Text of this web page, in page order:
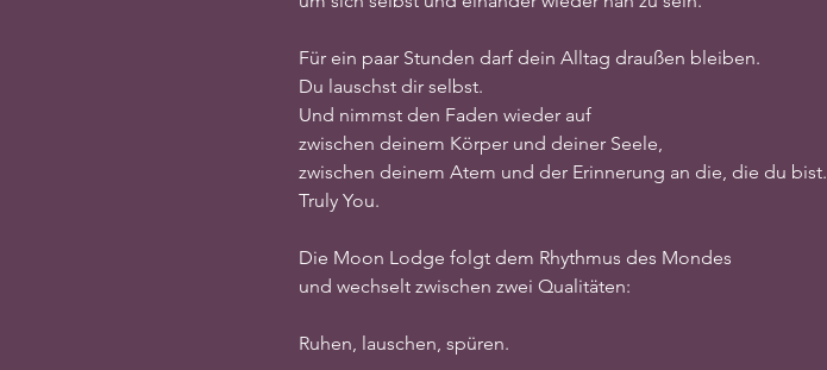
Für ein paar Stunden darf dein Alltag draußen bleiben.
Du lauschst dir selbst.
Und nimmst den Faden wieder auf
zwischen deinem Körper und deiner Seele,
zwischen deinem Atem und der Erinnerung an die, die du bist.
Truly You.
Die Moon Lodge folgt dem Rhythmus des Mondes
und wechselt zwischen zwei Qualitäten:
Ruhen, lauschen, spüren.